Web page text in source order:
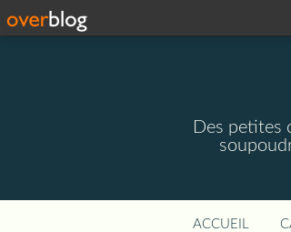
Des petites
ACCUEIL